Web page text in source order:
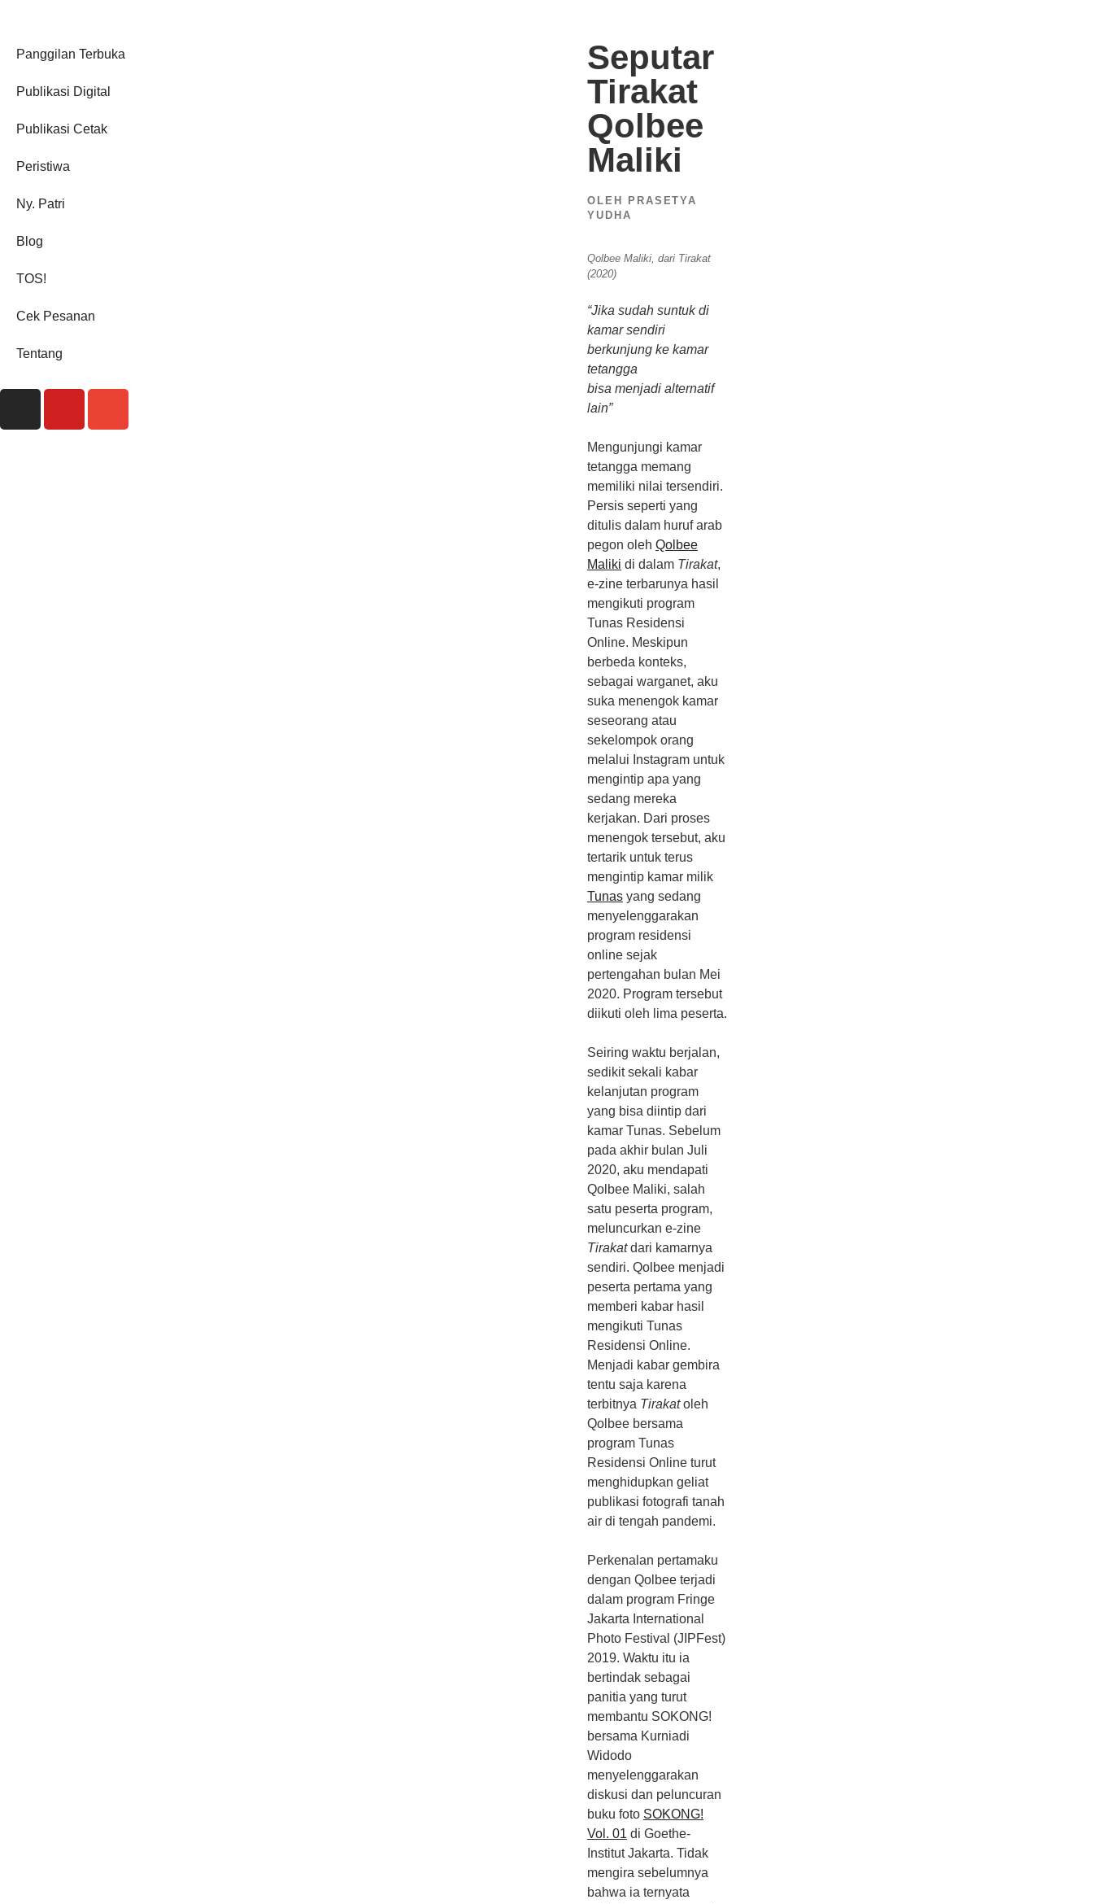
Panggilan Terbuka
Publikasi Digital
Publikasi Cetak
Peristiwa
Ny. Patri
Blog
TOS!
Cek Pesanan
Tentang
Seputar
Tirakat
Qolbee
Maliki
OLEH PRASETYA
YUDHA
Qolbee Maliki, dari Tirakat
(2020)
“Jika sudah suntuk di
kamar sendiri
berkunjung ke kamar
tetangga
bisa menjadi alternatif
lain”
Mengunjungi kamar
tetangga memang
memiliki nilai tersendiri.
Persis seperti yang
ditulis dalam huruf arab
pegon oleh Qolbee
Maliki di dalam Tirakat,
e-zine terbarunya hasil
mengikuti program
Tunas Residensi
Online. Meskipun
berbeda konteks,
sebagai warganet, aku
suka menengok kamar
seseorang atau
sekelompok orang
melalui Instagram untuk
mengintip apa yang
sedang mereka
kerjakan. Dari proses
menengok tersebut, aku
tertarik untuk terus
mengintip kamar milik
Tunas yang sedang
menyelenggarakan
program residensi
online sejak
pertengahan bulan Mei
2020. Program tersebut
diikuti oleh lima peserta.
Seiring waktu berjalan,
sedikit sekali kabar
kelanjutan program
yang bisa diintip dari
kamar Tunas. Sebelum
pada akhir bulan Juli
2020, aku mendapati
Qolbee Maliki, salah
satu peserta program,
meluncurkan e-zine
Tirakatdari kamarnya
sendiri. Qolbee menjadi
peserta pertama yang
memberi kabar hasil
mengikuti Tunas
Residensi Online.
Menjadi kabar gembira
tentu saja karena
terbitnya Tirakatoleh
Qolbee bersama
program Tunas
Residensi Online turut
menghidupkan geliat
publikasi fotografi tanah
air di tengah pandemi.
Perkenalan pertamaku
dengan Qolbee terjadi
dalam program Fringe
Jakarta International
Photo Festival (JIPFest)
2019. Waktu itu ia
bertindak sebagai
panitia yang turut
membantu SOKONG!
bersama Kurniadi
Widodo
menyelenggarakan
diskusi dan peluncuran
buku foto SOKONG!
Vol. 01 di Goethe-
Institut Jakarta. Tidak
mengira sebelumnya
bahwa ia ternyata